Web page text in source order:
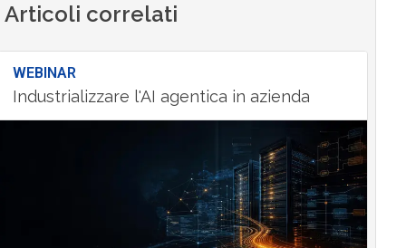
Articoli correlati
WEBINAR
Industrializzare l'AI agentica in azienda